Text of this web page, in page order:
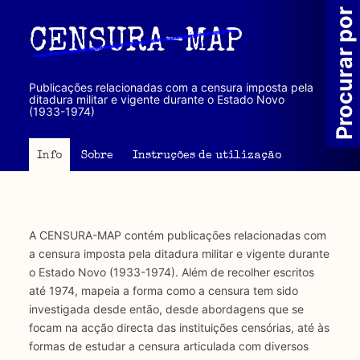
principal
CENSURA-MAP
Publicações relacionadas com a censura imposta pela
ditadura militar e vigente durante o Estado Novo
(1933-1974)
Info Sobre Instruções de utilização
A CENSURA-MAP contém publicações relacionadas com
a censura imposta pela ditadura militar e vigente durante
o Estado Novo (1933-1974). Além de recolher escritos
até 1974, mapeia a forma como a censura tem sido
investigada desde então, desde abordagens que se
focam na acção directa das instituições censórias, até às
formas de estudar a censura articulada com diversos
Procurar por